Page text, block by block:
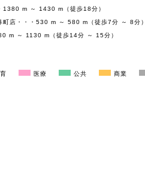
1380 m ～ 1430 m（徒歩18分）
町店・・・530 m ～ 580 m（徒歩7分 ～ 8分）
m ～ 1130 m（徒歩14分 ～ 15分）
医療 公共 商業